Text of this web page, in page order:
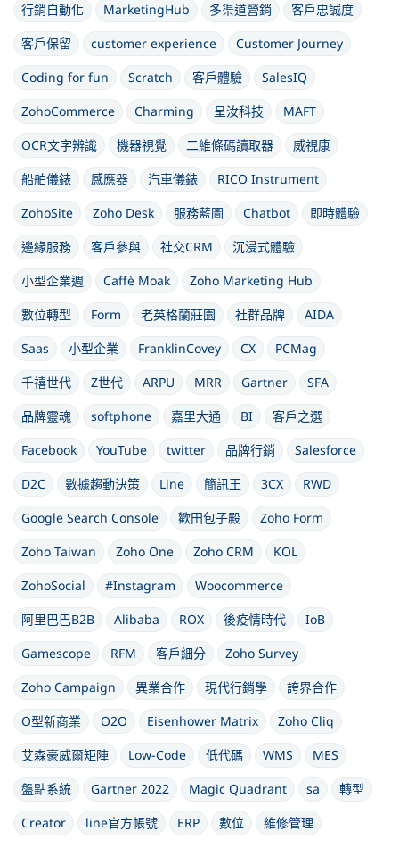
行銷自動化
MarketingHub 多渠道營銷
客戶忠誠度
客戶保留
customer experience
Customer Journey
Coding for fun
Scratch 客戶體驗
SalesIQ
ZohoCommerce
Charming 呈汝科技
MAFT
OCR文字辨識
機器視覺 二維條碼讀取器
威視康
船舶儀錶
感應器 汽車儀錶
RICO Instrument
ZohoSite
Zoho Desk 服務藍圖 Chatbot
即時體驗
邊緣服務
客戶參與 社交CRM
沉浸式體驗
小型企業週
Caffè Moak
Zoho Marketing Hub
數位轉型
Form 老英格蘭莊園 社群品牌
AIDA
Saas
小型企業 FranklinCovey CX
PCMag
千禧世代
Z世代 ARPU MRR Gartner
SFA
品牌靈魂
softphone 嘉里大通 BI
客戶之選
Facebook
YouTube twitter 品牌行銷
Salesforce
D2C
數據趨動決策 Line 簡訊王 3CX
RWD
Google Search Console
歡田包子殿
Zoho Form
Zoho Taiwan
Zoho One Zoho CRM
KOL
ZohoSocial
#Instagram
Woocommerce
阿里巴巴B2B
Alibaba ROX 後疫情時代
IoB
Gamescope
RFM 客戶細分
Zoho Survey
Zoho Campaign
異業合作 現代行銷學
誇界合作
O型新商業
O2O Eisenhower Matrix
Zoho Cliq
艾森豪威爾矩陣
Low-Code 低代碼 WMS
MES
盤點系統
Gartner 2022 Magic Quadrant sa
轉型
Creator
line官方帳號 ERP 數位 維修管理